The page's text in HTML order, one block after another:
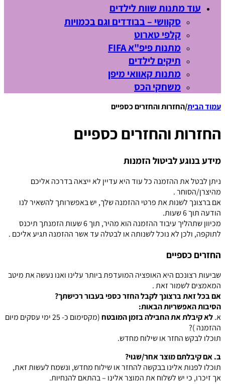
עוד מתנות שוות לילדים
סקוושי – בבודדים וגם בכמויות
קלפי טארוט
מתנות פיפ"א FIFA
תיקים לילדים
מתנות קאוואי מיפן
משחקי הכס
עמוד הבית/החזרות והחזרים כספיים
החזרות והחזרים כספיים
מידע בנוגע לביטול הזמנות
ניתן לבטל את ההזמנה כל עוד היא עדיין לא ייצאה בדרכה אליכם
מהיצרן/הסוחר .
אם ברצונך לשנות את פרטי ההזמנה שלך, יש באפשרותך להשאיר לנו
הודעה תוך 6 שעות.
מכיוון שתהליך עיבוד ההזמנה הוא מהיר, תוך 6 שעות הזמנתך תיכנס
לתוקפה, ולכן לא נוכל לשנותה או לבטלה עד אשר ההזמנה תגיע אליכם .
החזרים כספיים
שביעות רצונכם היא האופציה המועדפת ביותר עלינו ואנו נעשה את מיטב
המאמצים לשמור זאת .
אם בכל זאת ברצונך לקבל החזר כספי בעבור רכישתך?
הסיבות האפשריות הבאות:
א.לא קיבלת את החבילה בזמן המובטח
(מקסימום כ- 25 ימי עסקים מיום
ההזמנה )?
תוכלו לבקש החזר או שילוח מחדש.
ב. אם קיבלתם מוצר אחר/שגוי?
תוכלו לפנות אלינו בבקשה להחזר או שילוח מחדש, ונשמח לעשות זאת,
אך זיכרו, כי יש לשלוח את המוצר אלינו – בהתאם להנחיות.